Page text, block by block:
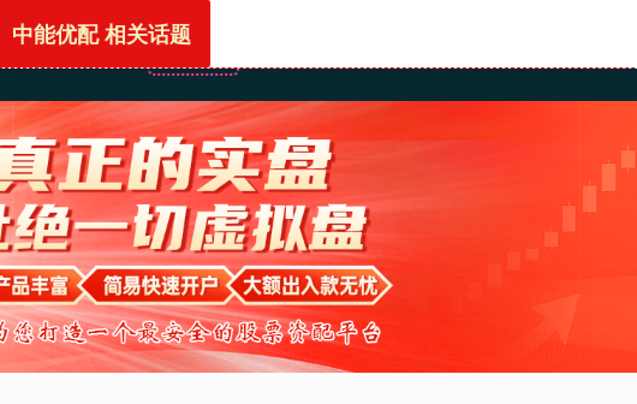
首页
中能优配 相关话题